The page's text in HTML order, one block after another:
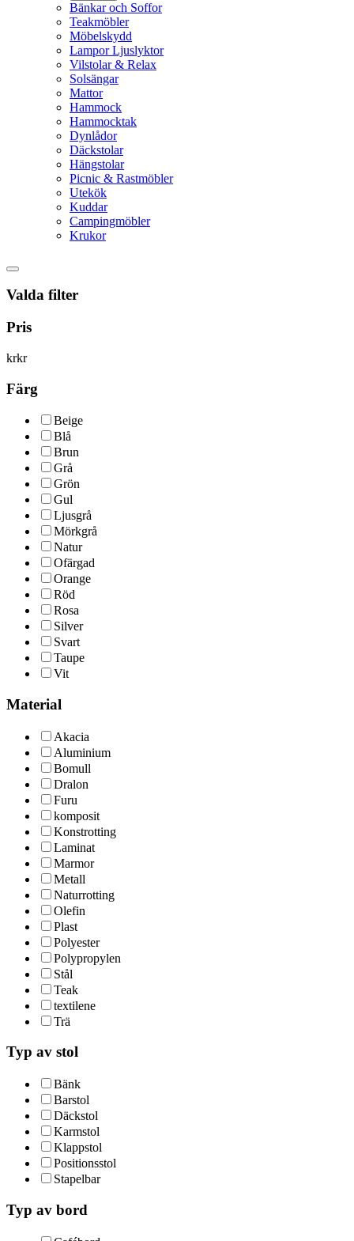
Bänkar och Soffor
Teakmöbler
Möbelskydd
Lampor Ljuslyktor
Vilstolar & Relax
Solsängar
Mattor
Hammock
Hammocktak
Dynlådor
Däckstolar
Hängstolar
Picnic & Rastmöbler
Utekök
Kuddar
Campingmöbler
Krukor
Valda filter
Pris
krkr
Färg
Beige
Blå
Brun
Grå
Grön
Gul
Ljusgrå
Mörkgrå
Natur
Ofärgad
Orange
Röd
Rosa
Silver
Svart
Taupe
Vit
Material
Akacia
Aluminium
Bomull
Dralon
Furu
komposit
Konstrotting
Laminat
Marmor
Metall
Naturrotting
Olefin
Plast
Polyester
Polypropylen
Stål
Teak
textilene
Trä
Typ av stol
Bänk
Barstol
Däckstol
Karmstol
Klappstol
Positionsstol
Stapelbar
Typ av bord